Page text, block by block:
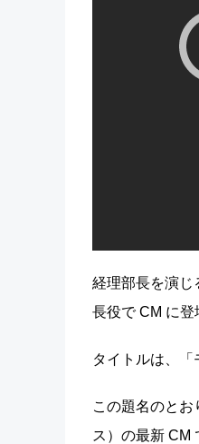
経理部長を演じ
長役で CM に登
タイトルは、「
この題名のと
ス）の最新 CM